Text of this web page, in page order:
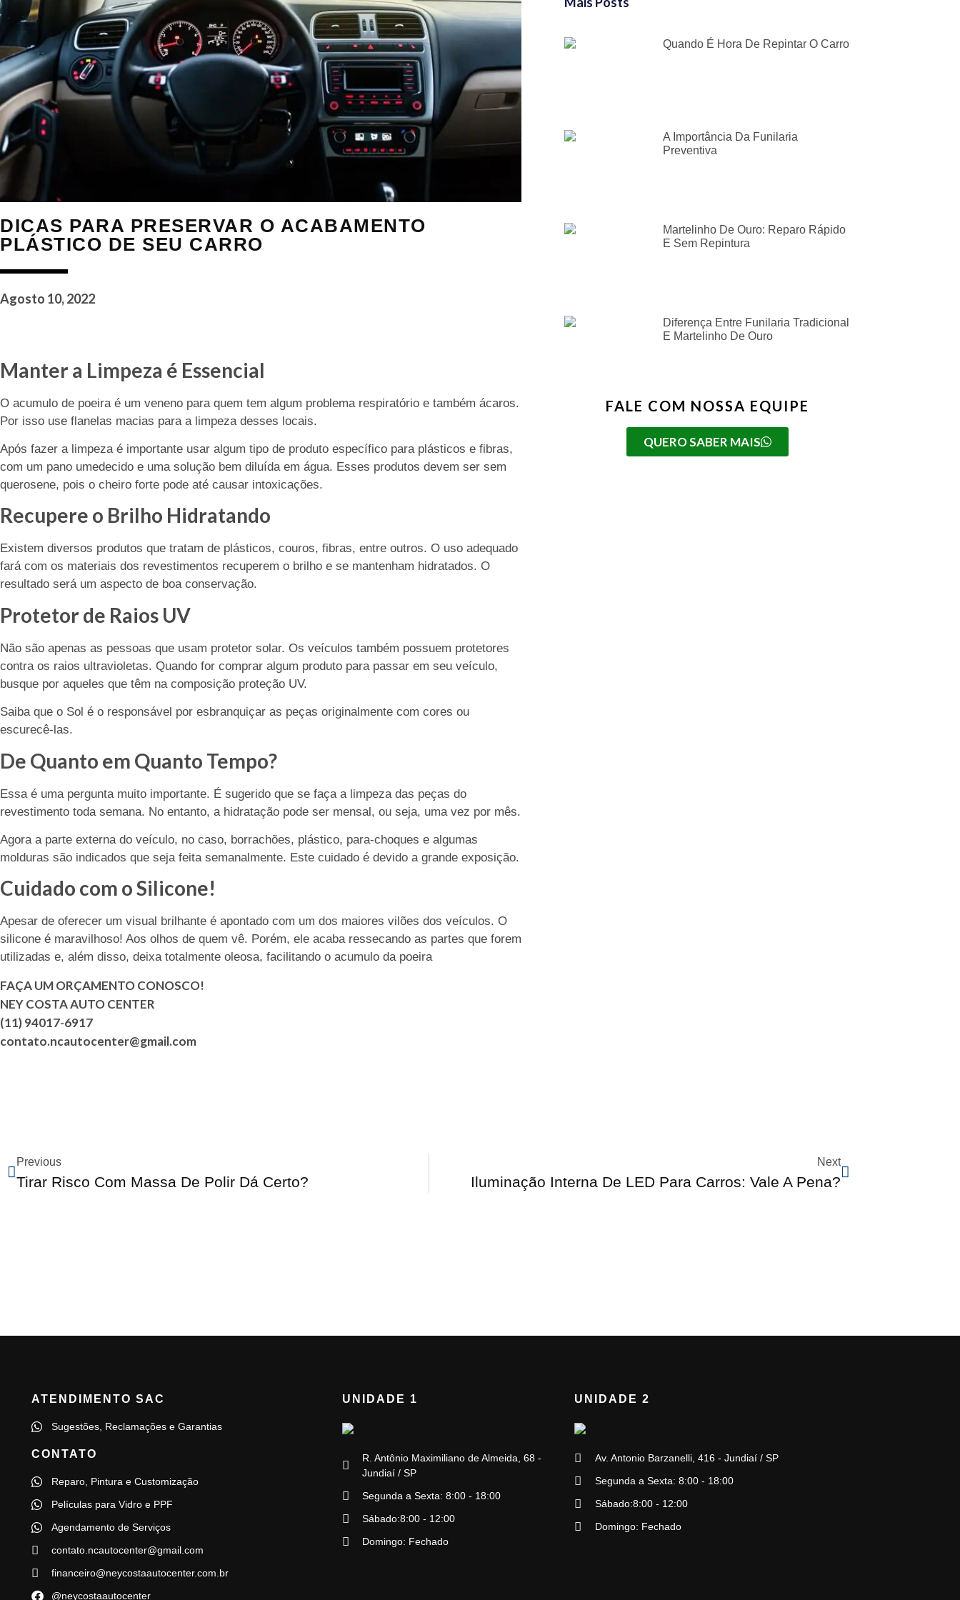
DICAS PARA PRESERVAR O ACABAMENTO
PLÁSTICO DE SEU CARRO
Agosto 10, 2022
Manter a Limpeza é Essencial
O acumulo de poeira é um veneno para quem tem algum problema respiratório e também ácaros.
Por isso use flanelas macias para a limpeza desses locais.
Após fazer a limpeza é importante usar algum tipo de produto específico para plásticos e fibras,
com um pano umedecido e uma solução bem diluída em água. Esses produtos devem ser sem
querosene, pois o cheiro forte pode até causar intoxicações.
Recupere o Brilho Hidratando
Existem diversos produtos que tratam de plásticos, couros, fibras, entre outros. O uso adequado
fará com os materiais dos revestimentos recuperem o brilho e se mantenham hidratados. O
resultado será um aspecto de boa conservação.
Protetor de Raios UV
Não são apenas as pessoas que usam protetor solar. Os veículos também possuem protetores
contra os raios ultravioletas. Quando for comprar algum produto para passar em seu veículo,
busque por aqueles que têm na composição proteção UV.
Saiba que o Sol é o responsável por esbranquiçar as peças originalmente com cores ou
escurecê-las.
De Quanto em Quanto Tempo?
Essa é uma pergunta muito importante. É sugerido que se faça a limpeza das peças do
revestimento toda semana. No entanto, a hidratação pode ser mensal, ou seja, uma vez por mês.
Agora a parte externa do veículo, no caso, borrachões, plástico, para-choques e algumas
molduras são indicados que seja feita semanalmente. Este cuidado é devido a grande exposição.
Cuidado com o Silicone!
Apesar de oferecer um visual brilhante é apontado com um dos maiores vilões dos veículos. O
silicone é maravilhoso! Aos olhos de quem vê. Porém, ele acaba ressecando as partes que forem
utilizadas e, além disso, deixa totalmente oleosa, facilitando o acumulo da poeira
FAÇA UM ORÇAMENTO CONOSCO!
NEY COSTA AUTO CENTER
(11) 94017-6917
contato.ncautocenter@gmail.com
Quando É Hora De Repintar O Carro
A Importância Da Funilaria
Preventiva
Martelinho De Ouro: Reparo Rápido
E Sem Repintura
Diferença Entre Funilaria Tradicional
E Martelinho De Ouro
FALE COM NOSSA EQUIPE
QUERO SABER MAIS
Previous
Tirar Risco Com Massa De Polir Dá Certo?
Next
Iluminação Interna De LED Para Carros: Vale A Pena?
ATENDIMENTO SAC
Sugestões, Reclamações e Garantias
CONTATO
Reparo, Pintura e Customização
Películas para Vidro e PPF
Agendamento de Serviços
contato.ncautocenter@gmail.com
financeiro@neycostaautocenter.com.br
@neycostaautocenter
UNIDADE 1
R. Antônio Maximiliano de Almeida, 68 -
Jundiaí / SP
Segunda a Sexta: 8:00 - 18:00
Sábado:8:00 - 12:00
Domingo: Fechado
UNIDADE 2
Av. Antonio Barzanelli, 416 - Jundiaí / SP
Segunda a Sexta: 8:00 - 18:00
Sábado:8:00 - 12:00
Domingo: Fechado